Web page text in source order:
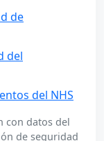
de
del
del NHS
con datos del
de seguridad